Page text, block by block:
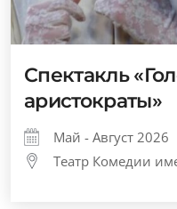
Спектакль
аристократы»
Май - Август 2026
Театр Комедии